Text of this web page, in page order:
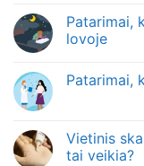
Patarimai,
lovoje
Patarimai,
Vietinis
tai veikia?